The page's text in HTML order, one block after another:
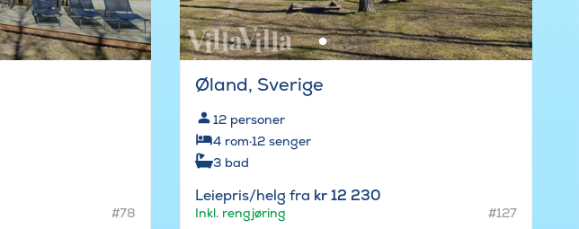
#78
Øland, Sverige
12 personer
4 rom·12 senger
3 bad
Leiepris/helg fra kr 12 230
Inkl. rengjøring #127